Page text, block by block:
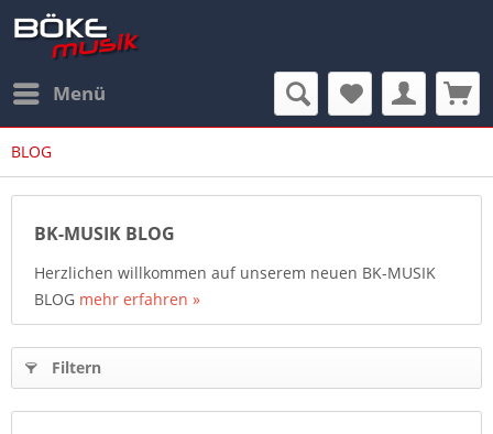
Menü
BLOG
BK-MUSIK BLOG
Herzlichen willkommen auf unserem neuen BK-MUSIK
BLOG mehr erfahren »
Filtern